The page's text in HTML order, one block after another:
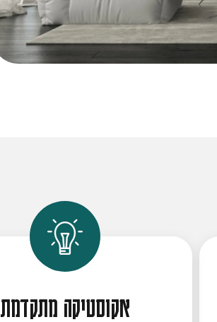
אקוסטיקה מתקדמת